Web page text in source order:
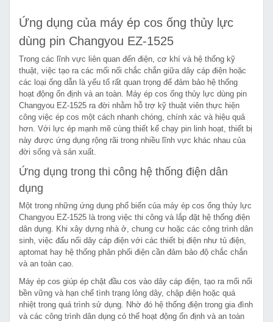
Ứng dụng của máy ép cos ống thủy lực
dùng pin Changyou EZ-1525
Trong các lĩnh vực liên quan đến điện, cơ khí và hệ thống kỹ
thuật, việc tạo ra các mối nối chắc chắn giữa dây cáp điện hoặc
các loại ống dẫn là yếu tố rất quan trọng để đảm bảo hệ thống
hoạt động ổn định và an toàn. Máy ép cos ống thủy lực dùng pin
Changyou EZ-1525 ra đời nhằm hỗ trợ kỹ thuật viên thực hiện
công việc ép cos một cách nhanh chóng, chính xác và hiệu quả
hơn. Với lực ép mạnh mẽ cùng thiết kế chạy pin linh hoạt, thiết bị
này được ứng dụng rộng rãi trong nhiều lĩnh vực khác nhau của
đời sống và sản xuất.
Ứng dụng trong thi công hệ thống điện dân
dụng
Một trong những ứng dụng phổ biến của máy ép cos ống thủy lực
Changyou EZ-1525 là trong việc thi công và lắp đặt hệ thống điện
dân dụng. Khi xây dựng nhà ở, chung cư hoặc các công trình dân
sinh, việc đấu nối dây cáp điện với các thiết bị điện như tủ điện,
aptomat hay hệ thống phân phối điện cần đảm bảo độ chắc chắn
và an toàn cao.
Máy ép cos giúp ép chặt đầu cos vào dây cáp điện, tạo ra mối nối
bền vững và hạn chế tình trạng lỏng dây, chập điện hoặc quá
nhiệt trong quá trình sử dụng. Nhờ đó hệ thống điện trong gia đình
và các công trình dân dụng có thể hoạt động ổn định và an toàn